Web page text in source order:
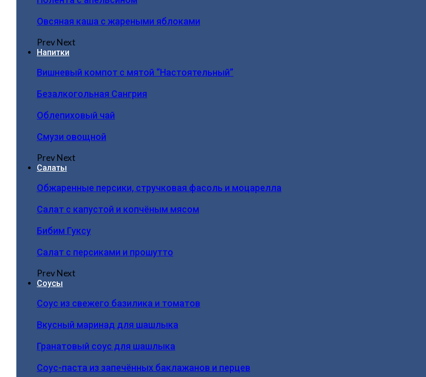
Овсяная каша с жареными яблоками
PrevNext
Напитки
Вишневый компот с мятой “Настоятельный”
Безалкогольная Сангрия
Облепиховый чай
Смузи овощной
PrevNext
Салаты
Обжаренные персики, стручковая фасоль и моцарелла
Салат с капустой и копчёным мясом
Бибим Гуксу
Салат с персиками и прошутто
PrevNext
Соусы
Соус из свежего базилика и томатов
Вкусный маринад для шашлыка
Гранатовый соус для шашлыка
Соус-паста из запечённых баклажанов и перцев